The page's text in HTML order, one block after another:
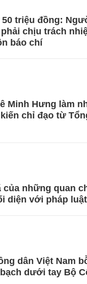
50 triệu đồng:
chịu trách
báo chí
Minh Hưng làm
chỉ đạo từ
của những quan
diện với pháp luật
dân Việt Nam
dưới tay Bộ